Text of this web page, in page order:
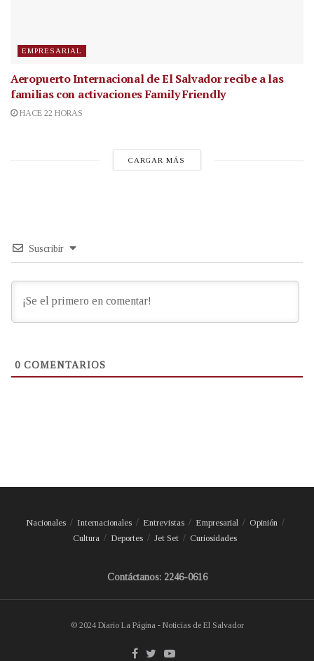
EMPRESARIAL
Aeropuerto Internacional de El Salvador recibe a las
familias con activaciones Family Friendly
HACE 22 HORAS
CARGAR MÁS
Suscribir
0 COMENTARIOS
Nacionales Internacionales Entrevistas Empresarial
Opinión
Cultura
Deportes Jet Set Curiosidades
Contáctanos: 2246-0616
© 2024 Diario La Página - Noticias de El Salvador